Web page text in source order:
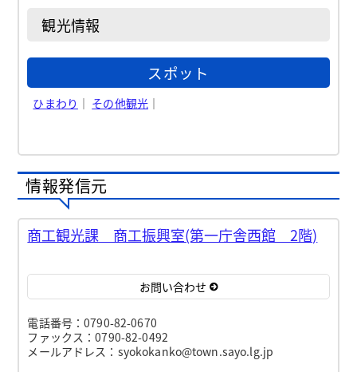
観光情報
スポット
ひまわり ｜ その他観光｜
情報発信元
商工観光課 商工振興室(第一庁舎西館 2階)
お問い合わせ
電話番号：0790-82-0670
ファックス：0790-82-0492
メールアドレス：syokokanko@town.sayo.lg.jp